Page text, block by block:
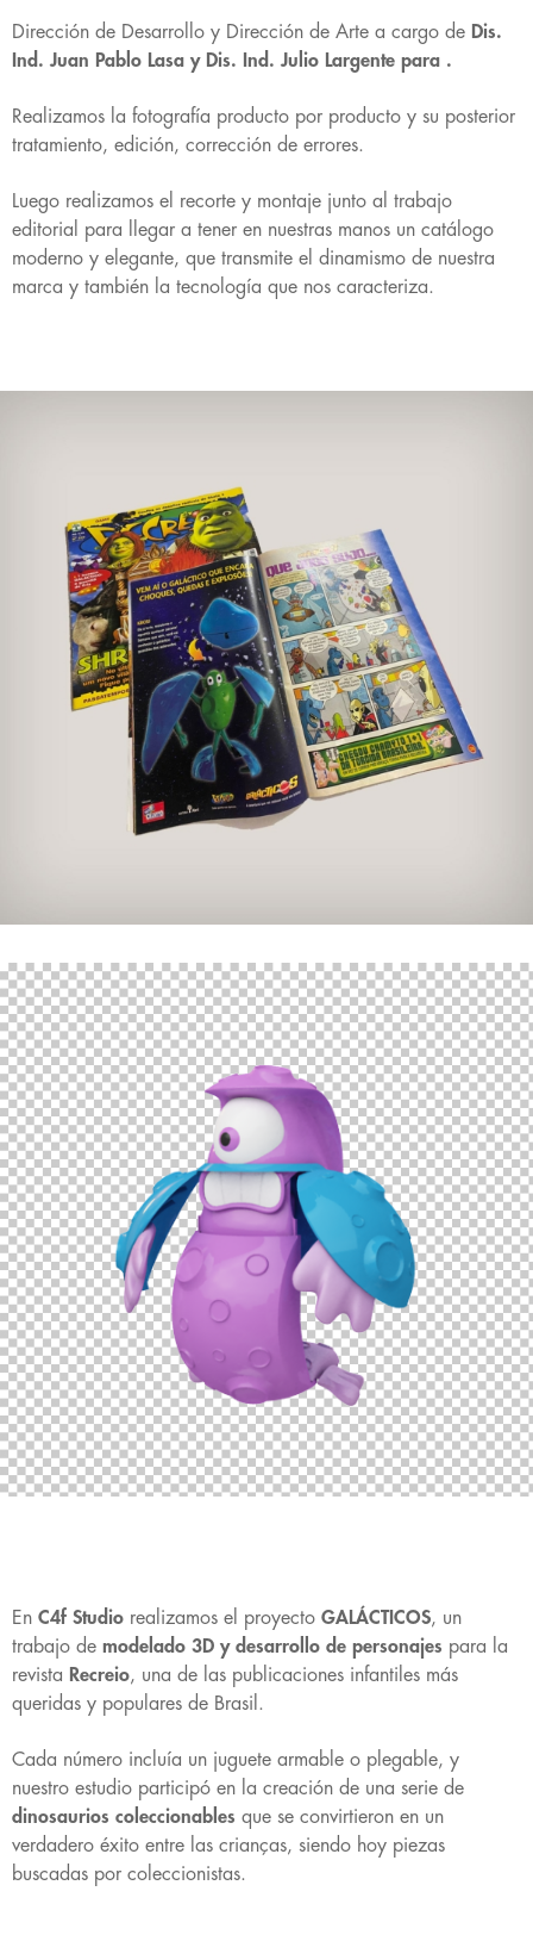
Dirección de Desarrollo y Dirección de Arte a cargo de Dis.
Ind. Juan Pablo Lasa y Dis. Ind. Julio Largente para .
Realizamos la fotografía producto por producto y su posterior
tratamiento, edición, corrección de errores.
Luego realizamos el recorte y montaje junto al trabajo
editorial para llegar a tener en nuestras manos un catálogo
moderno y elegante, que transmite el dinamismo de nuestra
marca y también la tecnología que nos caracteriza.
En C4f Studio realizamos el proyecto GALÁCTICOS, un
trabajo de modelado 3D y desarrollo de personajes para la
revista Recreio, una de las publicaciones infantiles más
queridas y populares de Brasil.
Cada número incluía un juguete armable o plegable, y
nuestro estudio participó en la creación de una serie de
dinosaurios coleccionables que se convirtieron en un
verdadero éxito entre las crianças, siendo hoy piezas
buscadas por coleccionistas.